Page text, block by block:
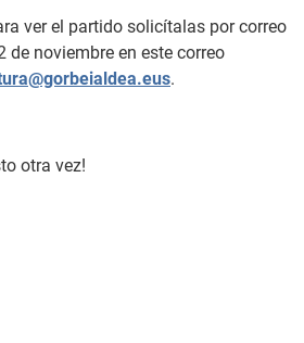
ver el partido solicítalas por correo
de noviembre en este correo
.
otra vez!